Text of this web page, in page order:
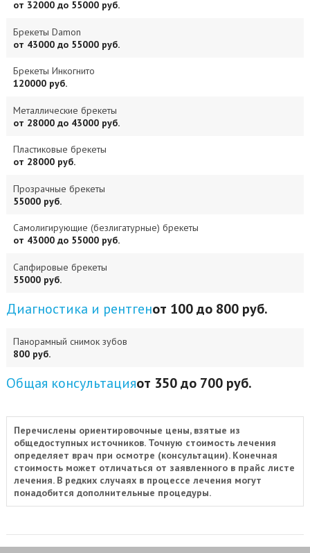
от 32000 до 55000 руб.
Брекеты Damon
от 43000 до 55000 руб.
Брекеты Инкогнито
120000 руб.
Металлические брекеты
от 28000 до 43000 руб.
Пластиковые брекеты
от 28000 руб.
Прозрачные брекеты
55000 руб.
Самолигирующие (безлигатурные) брекеты
от 43000 до 55000 руб.
Сапфировые брекеты
55000 руб.
Диагностика и рентгенот 100 до 800 руб.
Панорамный снимок зубов
800 руб.
Общая консультацияот 350 до 700 руб.
Перечислены ориентировочные цены, взятые из
общедоступных источников. Точную стоимость лечения
определяет врач при осмотре (консультации). Конечная
стоимость может отличаться от заявленного в прайс листе
лечения. В редких случаях в процессе лечения могут
понадобится дополнительные процедуры.